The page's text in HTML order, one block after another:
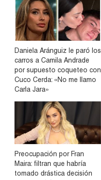
Daniela Aránguiz le paró los
carros a Camila Andrade
por supuesto coqueteo con
Cuco Cerda: «No me llamo
Carla Jara»
Preocupación por Fran
Maira: filtran que habría
tomado drástica decisión